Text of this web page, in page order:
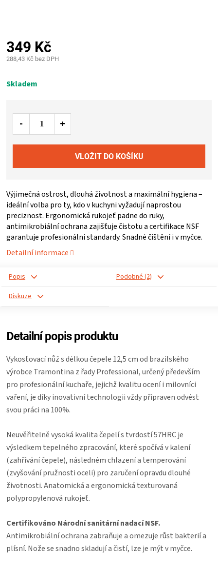
A
OMÁČKY
LODGE
NA
ZRÁNÍ
KNIHY
O
GRILOVÁNÍ
HAVAJSKÉ
VÍNO
DÁRKOVÉ
POUKAZY
ZNAČKY
349 Kč
288,43 Kč bez DPH
cena:
Skladem
Výjimečná ostrost, dlouhá životnost a maximální hygiena –
ideální volba pro ty, kdo v kuchyni vyžadují naprostou
preciznost. Ergonomická rukojeť padne do ruky,
antimikrobiální ochrana zajišťuje čistotu a certifikace NSF
garantuje profesionální standardy. Snadné čištění i v myčce.
Detailní informace
Popis
Podobné (2)
Diskuze
Detailní popis produktu
Vykosťovací nůž s délkou čepele 12,5 cm od brazilského
výrobce Tramontina z řady Professional, určený především
pro profesionální kuchaře, jejichž kvalitu ocení i milovníci
vaření, je díky inovativní technologii vždy připraven odvést
svou práci na 100%.
Neuvěřitelně vysoká kvalita čepelí s tvrdostí 57HRC je
výsledkem tepelného zpracování, které spočívá v kalení
(zahřívání čepele), následném chlazení a temperování
(zvyšování pružnosti oceli) pro zaručení opravdu dlouhé
životnosti. Anatomická a ergonomická texturovaná
polypropylenová rukojeť.
Certifikováno Národní sanitární nadací NSF.
Antimikrobiální ochrana zabraňuje a omezuje růst bakterií a
plísní. Nože se snadno skladují a čistí, lze je mýt v myčce.